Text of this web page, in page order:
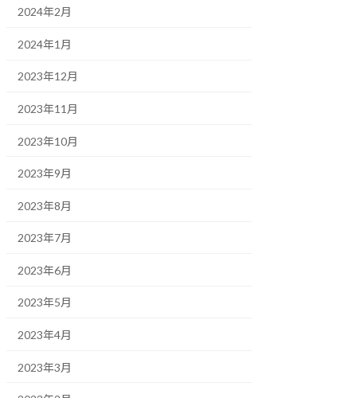
2024年2月
2024年1月
2023年12月
2023年11月
2023年10月
2023年9月
2023年8月
2023年7月
2023年6月
2023年5月
2023年4月
2023年3月